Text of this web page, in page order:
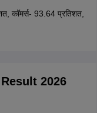
कॉमर्स- 93.64 प्रतिशत,
2026